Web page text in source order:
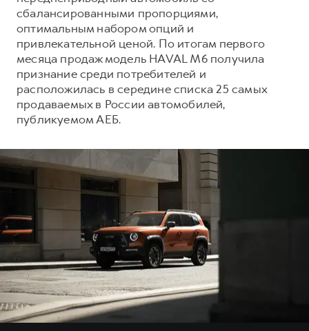
сбалансированными пропорциями,
оптимальным набором опций и
привлекательной ценой. По итогам первого
месяца продаж модель HAVAL M6 получила
признание среди потребителей и
расположилась в середине списка 25 самых
продаваемых в России автомобилей,
публикуемом АЕБ.